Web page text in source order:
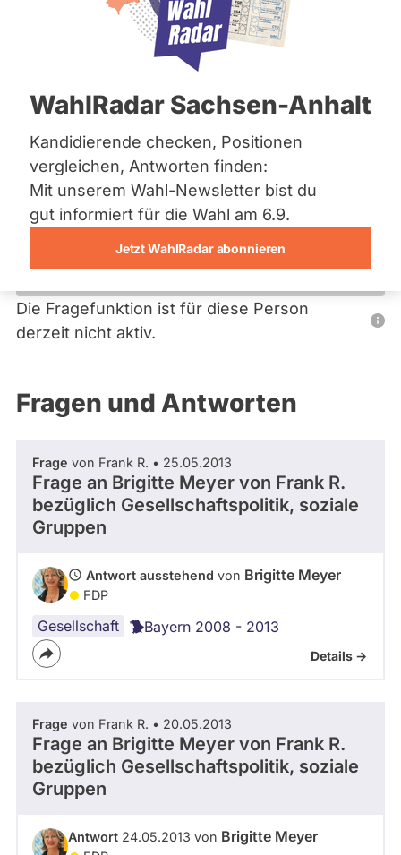
Bremen
Hamburg
Mecklenburg-Vorpommern
Nordrhein-Westfalen
Saarland
Sachsen
Sachsen-Anhalt
Sachsen-Anhalt
Schleswig-Holstein
Thüringen
Archiv
Über uns
WahlRadar Sachsen-Anhalt
Kandidierende checken, Positionen
vergleichen, Antworten finden:
Mit unserem Wahl-Newsletter bist du
gut informiert für die Wahl am 6.9.
Jetzt WahlRadar abonnieren
Reiter
Brigitte Meyer
FDP
Diese Politikerin hat kein aktuelles und kein zukünftiges
Mandat und keine Direktandidatur auf Landes-, Bundes-
oder EU-Ebene. Mögliche Kandidaturen über eine
Wahlliste werden bei uns nicht erfasst.
Die Fragefunktion ist für diese Person
derzeit nicht aktiv.
Nur
aktiven
oder
Mandaten
können
über
befragt
werden.
Fragen und Antworten
Frage von Frank R. • 25.05.2013
Frage an Brigitte Meyer von Frank R.
bezüglich Gesellschaftspolitik, soziale
Gruppen
Antwort ausstehend von Brigitte Meyer
FDP
Gesellschaft Bayern 2008 - 2013
Details ->
Frage von Frank R. • 20.05.2013
Frage an Brigitte Meyer von Frank R.
bezüglich Gesellschaftspolitik, soziale
Gruppen
Antwort 24.05.2013 von Brigitte Meyer